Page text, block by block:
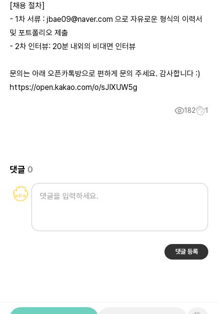
[채용 절차]
- 1차 서류 : jbae09@naver.com 으로 자유로운 형식의 이력서
및 포트폴리오 제출
- 2차 인터뷰: 20분 내외의 비대면 인터뷰
문의는 아래 오픈카톡방으로 편하게 문의 주세요. 감사합니다 :)
https://open.kakao.com/o/sJIXUW5g
182 1
댓글 0
댓글 등록